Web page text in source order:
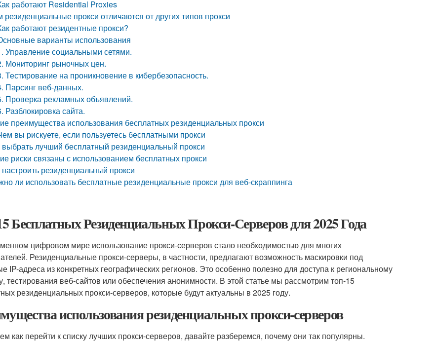
работают Residential Рroxies
резиденциальные прокси отличаются от других типов прокси
работают резидентные прокси?
варианты использования
Управление социальными сетями.
Мониторинг рыночных цен.
Тестирование на проникновение в кибербезопасность.
Парсинг веб-данных.
Проверка рекламных объявлений.
Разблокировка сайта.
преимущества использования бесплатных резиденциальных прокси
вы рискуете, если пользуетесь бесплатными прокси
выбрать лучший бесплатный резиденциальный прокси
риски связаны с использованием бесплатных прокси
настроить резиденциальный прокси
ли использовать бесплатные резиденциальные прокси для веб-скраппинга
Бесплатных Резиденциальных Прокси-Серверов для 2025 Года
цифровом мире использование прокси-серверов стало необходимостью для многих
Резиденциальные прокси-серверы, в частности, предлагают возможность маскировки под
IP-адреса из конкретных географических регионов. Это особенно полезно для доступа к региональному
тестирования веб-сайтов или обеспечения анонимности. В этой статье мы рассмотрим топ-15
резиденциальных прокси-серверов, которые будут актуальны в 2025 году.
использования резиденциальных прокси-серверов
как перейти к списку лучших прокси-серверов, давайте разберемся, почему они так популярны.